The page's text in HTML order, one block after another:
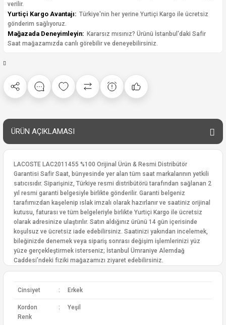
verilir.
Yurtiçi Kargo Avantajı: Türkiye'nin her yerine Yurtiçi Kargo ile ücretsiz
gönderim sağlıyoruz.
Mağazada Deneyimleyin: Kararsız mısınız? Ürünü İstanbul'daki Safir
Saat mağazamızda canlı görebilir ve deneyebilirsiniz.
ÜRÜN AÇIKLAMASI
LACOSTE LAC2011455 %100 Orijinal Ürün & Resmi Distribütör
Garantisi Safir Saat, bünyesinde yer alan tüm saat markalarının yetkili
satıcısıdır. Siparişiniz, Türkiye resmi distribütörü tarafından sağlanan 2
yıl resmi garanti belgesiyle birlikte gönderilir. Garanti belgeniz
tarafımızdan kaşelenip ıslak imzalı olarak hazırlanır ve saatiniz orijinal
kutusu, faturası ve tüm belgeleriyle birlikte Yurtiçi Kargo ile ücretsiz
olarak adresinize ulaştırılır. Satın aldığınız ürünü 14 gün içerisinde
koşulsuz ve ücretsiz iade edebilirsiniz. Saatinizi yakından incelemek,
bileğinizde denemek veya sipariş sonrası değişim işlemlerinizi yüz
yüze gerçekleştirmek isterseniz; İstanbul Ümraniye Alemdağ
Caddesi’ndeki fiziki mağazamızı ziyaret edebilirsiniz.
Cinsiyet : Erkek
Kordon
Renk
: Yeşil